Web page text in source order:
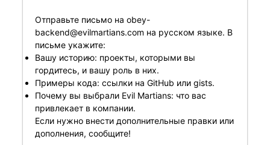
Отправьте письмо на obey-
backend@evilmartians.com на русском языке. В
письме укажите:
Вашу историю: проекты, которыми вы
гордитесь, и вашу роль в них.
Примеры кода: ссылки на GitHub или gists.
Почему вы выбрали Evil Martians: что вас
привлекает в компании.
Если нужно внести дополнительные правки или
дополнения, сообщите!